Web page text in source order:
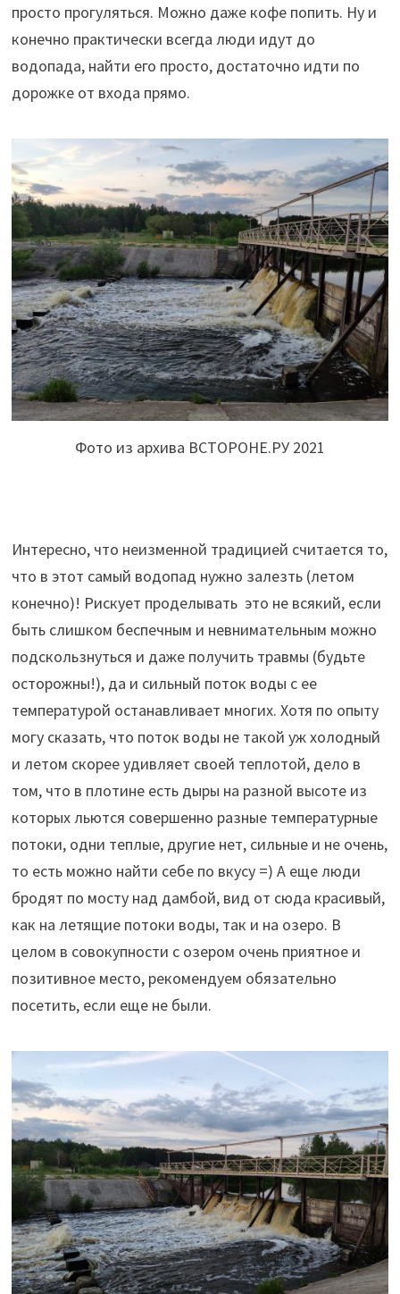
просто прогуляться. Можно даже кофе попить. Ну и
конечно практически всегда люди идут до
водопада, найти его просто, достаточно идти по
дорожке от входа прямо.
Фото из архива ВСТОРОНЕ.РУ 2021
Интересно, что неизменной традицией считается то,
что в этот самый водопад нужно залезть (летом
конечно)! Рискует проделывать это не всякий, если
быть слишком беспечным и невнимательным можно
подскользнуться и даже получить травмы (будьте
осторожны!), да и сильный поток воды с ее
температурой останавливает многих. Хотя по опыту
могу сказать, что поток воды не такой уж холодный
и летом скорее удивляет своей теплотой, дело в
том, что в плотине есть дыры на разной высоте из
которых льются совершенно разные температурные
потоки, одни теплые, другие нет, сильные и не очень,
то есть можно найти себе по вкусу =) А еще люди
бродят по мосту над дамбой, вид от сюда красивый,
как на летящие потоки воды, так и на озеро. В
целом в совокупности с озером очень приятное и
позитивное место, рекомендуем обязательно
посетить, если еще не были.